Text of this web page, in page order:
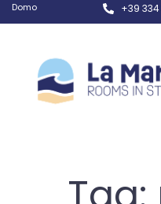
Domo +39 334